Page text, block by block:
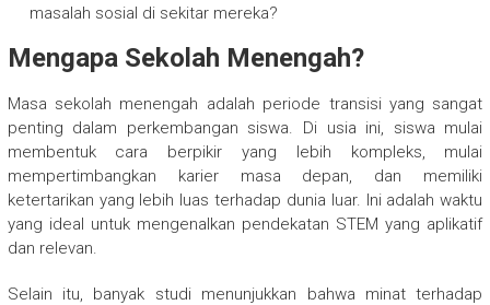
masalah sosial di sekitar mereka?
Mengapa Sekolah Menengah?
Masa sekolah menengah adalah periode transisi yang sangat
penting dalam perkembangan siswa. Di usia ini, siswa mulai
membentuk cara berpikir yang lebih kompleks, mulai
mempertimbangkan karier masa depan, dan memiliki
ketertarikan yang lebih luas terhadap dunia luar. Ini adalah waktu
yang ideal untuk mengenalkan pendekatan STEM yang aplikatif
dan relevan.
Selain itu, banyak studi menunjukkan bahwa minat terhadap